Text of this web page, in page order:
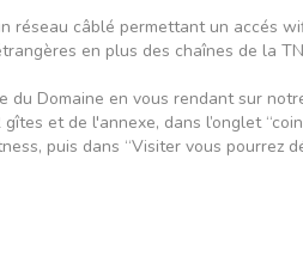
réseau câblé permettant un accés
en plus des chaînes de la
du Domaine en vous rendant sur
et de l'annexe, dans l’onglet
puis dans “Visiter vous